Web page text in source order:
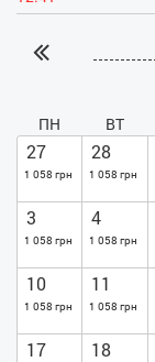
ПН ВТ
27
1 058 грн
28
1 058 грн
3
1 058 грн
4
1 058 грн
10
1 058 грн
11
1 058 грн
17 18